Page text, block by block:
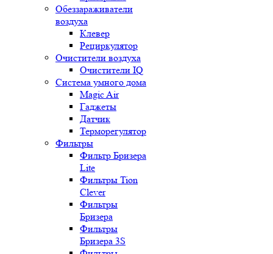
Обеззараживатели
воздуха
Клевер
Рециркулятор
Очистители воздуха
Очистители IQ
Система умного дома
Magic Air
Гаджеты
Датчик
Терморегулятор
Фильтры
Фильтр Бризера
Lite
Фильтры Tion
Clever
Фильтры
Бризера
Фильтры
Бризера 3S